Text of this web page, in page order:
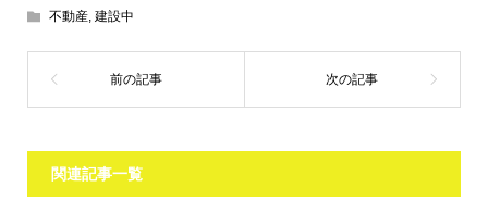
不動産, 建設中
関連記事一覧